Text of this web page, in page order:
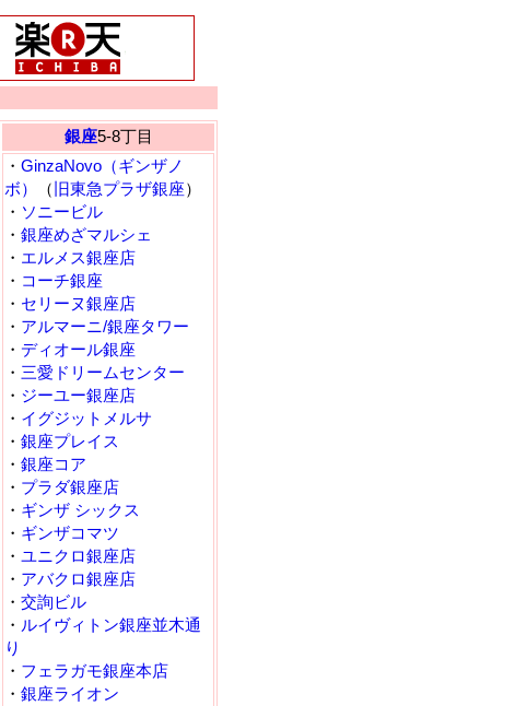
銀座5-8丁目
・ GinzaNovo（ギンザノ
ボ）
（ 旧東急プラザ銀座）
・ ソニービル
・ 銀座めざマルシェ
・ エルメス銀座店
・ コーチ銀座
・ セリーヌ銀座店
・ アルマーニ/銀座タワー
・ ディオール銀座
・ 三愛ドリームセンター
・ ジーユー銀座店
・ イグジットメルサ
・ 銀座プレイス
・ 銀座コア
・ プラダ銀座店
・ ギンザ シックス
・ ギンザコマツ
・ ユニクロ銀座店
・ アバクロ銀座店
・ 交詢ビル
・ ルイヴィトン銀座並木通
り
・ フェラガモ銀座本店
・ 銀座ライオン